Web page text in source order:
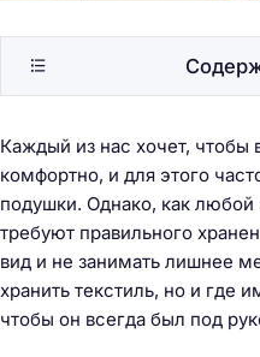
Каждый из нас хочет,
комфортно, и для этого
подушки. Однако, как
требуют правильного
вид и не занимать лишнее
хранить текстиль, но и где
чтобы он всегда был под